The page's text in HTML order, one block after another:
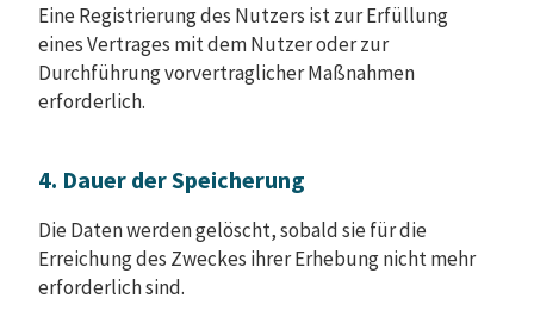
Eine Registrierung des Nutzers ist zur Erfüllung
eines Vertrages mit dem Nutzer oder zur
Durchführung vorvertraglicher Maßnahmen
erforderlich.
4. Dauer der Speicherung
Die Daten werden gelöscht, sobald sie für die
Erreichung des Zweckes ihrer Erhebung nicht mehr
erforderlich sind.